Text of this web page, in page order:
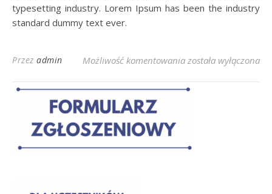
typesetting industry. Lorem Ipsum has been the industry
standard dummy text ever.
Przez admin Możliwość komentowania A digital
została wyłączona